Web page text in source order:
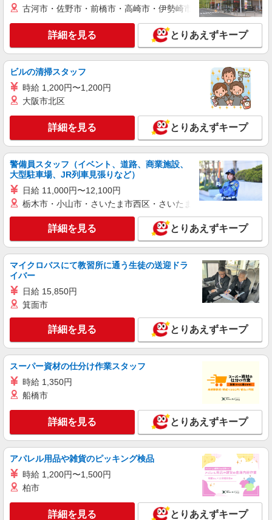
事No.W10506580）
時給1700円
東京都江東区内の病院
キープ 詳細を見る
派遣社員
株式会社スタッフサービス・メディカル 東東京医療オフィス（お仕
事No.W10511865）
NEW
看護助手
東京都江東区内のクリニック
キープ 詳細を見る
株式会社スタッフサービス・メディカル 東東京医療オフィス（お仕
NEW
看護助手
キープ 詳細を見る
派遣社員
株式会社スタッフサービス・メディカル 東東京医療オフィス（お仕
事No.W10514951）
NEW
東京都江東区内の病院
キープ 詳細を見る
派遣社員
株式会社kotrio /●SW-H2-1855722
有明駅≫タイパ重視で稼げる看護助手＊無料資
格支援で時給UP
古河市・佐野市・前橋市・高崎市・伊勢崎市・太田市・館林市
詳細を見る とりあえずキープ
ビルの清掃スタッフ
時給 1,200円〜1,200円
大阪市北区
詳細を見る とりあえずキープ
警備員スタッフ（イベント、道路、商業施設、
大型駐車場、JR列車見張りなど）
日給 11,000円〜12,100円
栃木市・小山市・さいたま市西区・さいたま市岩槻区・久喜市・
詳細を見る とりあえずキープ
マイクロバスにて教習所に通う生徒の送迎ドラ
イバー
日給 15,850円
箕面市
詳細を見る とりあえずキープ
スーパー資材の仕分け作業スタッフ
時給 1,350円
船橋市
詳細を見る とりあえずキープ
アパレル用品や雑貨のピッキング検品
時給 1,200円〜1,500円
柏市
詳細を見る とりあえずキープ